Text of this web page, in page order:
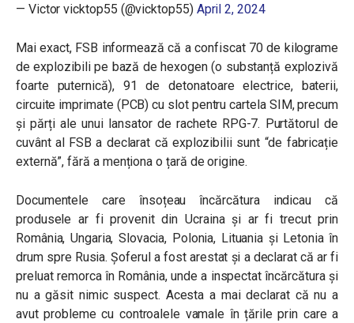
— Victor vicktop55 (@vicktop55) April 2, 2024
Mai exact, FSB informează că a confiscat 70 de kilograme
de explozibili pe bază de hexogen (o substanță explozivă
foarte puternică), 91 de detonatoare electrice, baterii,
circuite imprimate (PCB) cu slot pentru cartela SIM, precum
și părți ale unui lansator de rachete RPG-7. Purtătorul de
cuvânt al FSB a declarat că explozibilii sunt “de fabricație
externă”, fără a menționa o țară de origine.
Documentele care însoțeau încărcătura indicau că
produsele ar fi provenit din Ucraina și ar fi trecut prin
România, Ungaria, Slovacia, Polonia, Lituania și Letonia în
drum spre Rusia. Șoferul a fost arestat și a declarat că ar fi
preluat remorca în România, unde a inspectat încărcătura și
nu a găsit nimic suspect. Acesta a mai declarat că nu a
avut probleme cu controalele vamale în țările prin care a